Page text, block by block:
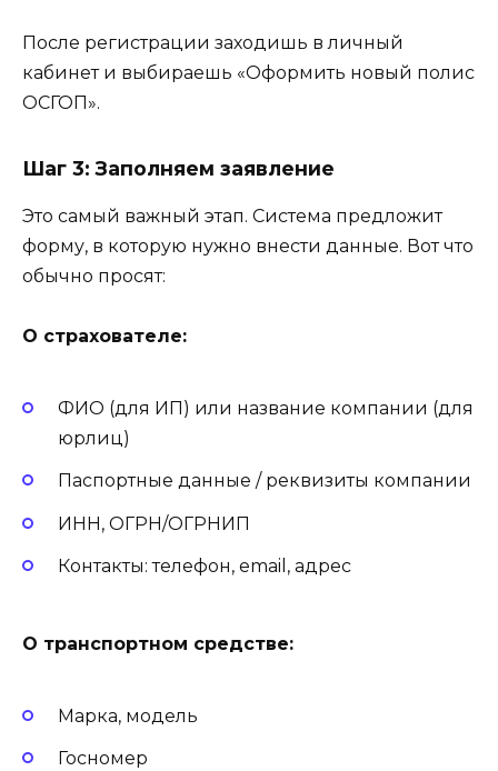
После регистрации заходишь в личный
кабинет и выбираешь «Оформить новый полис
ОСГОП».
Шаг 3: Заполняем заявление
Это самый важный этап. Система предложит
форму, в которую нужно внести данные. Вот что
обычно просят:
О страхователе:
ФИО (для ИП) или название компании (для
юрлиц)
Паспортные данные / реквизиты компании
ИНН, ОГРН/ОГРНИП
Контакты: телефон, email, адрес
О транспортном средстве:
Марка, модель
Госномер